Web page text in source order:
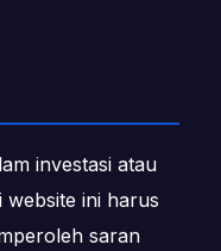
investasi atau
website ini harus
saran